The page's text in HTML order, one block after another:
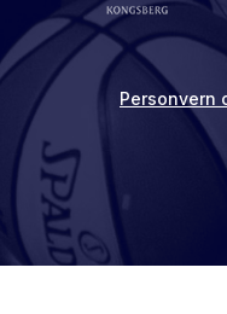
Personvern